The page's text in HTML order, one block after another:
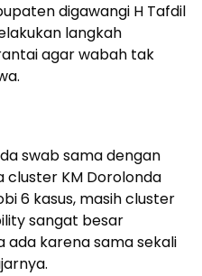
digawangi H Tafdil
langkah
agar wabah tak
swab sama dengan
cluster KM Dorolonda
6 kasus, masih cluster
sangat besar
ada karena sama sekali